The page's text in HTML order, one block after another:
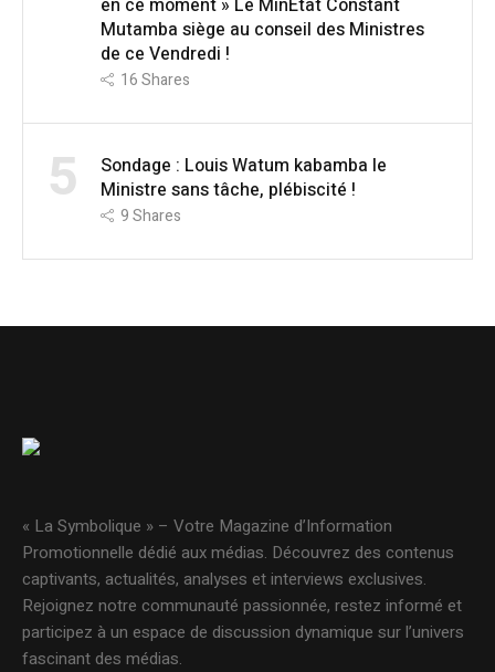
en ce moment » Le MinÉtat Constant
Mutamba siège au conseil des Ministres
de ce Vendredi !
16Shares
5
Sondage : Louis Watum kabamba le
Ministre sans tâche, plébiscité !
9Shares
« La Symbolique » – Votre Magazine d’Information
Promotionnelle dédié aux médias. Découvrez des contenus
captivants, actualités, analyses et interviews exclusives.
Rejoignez notre communauté passionnée, restez informé et
participez à un espace de discussion dynamique sur l’univers
fascinant des médias.